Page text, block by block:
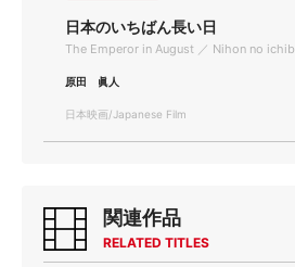
日本のいちばん長い日
The Emperor in August ／ Nihon no
原田 眞人
日本映画/Japanese Film
関連作品
RELATED TITLES